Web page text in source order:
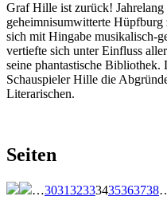
Graf Hille ist zurück! Jahrelang
geheimnisumwitterte
sich mit Hingabe musikalisch-
vertiefte sich unter Einfluss
seine phantastische
Schauspieler Hille die
Literarischen.
Seiten
…303132333435363738